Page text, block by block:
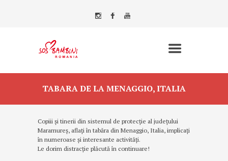
TABARA DE LA MENAGGIO, ITALIA
Copiii și tinerii din sistemul de protecție al județului
Maramureș, aflați în tabăra din Menaggio, Italia, implicați
în numeroase și interesante activități.
Le dorim distracție plăcută în continuare!